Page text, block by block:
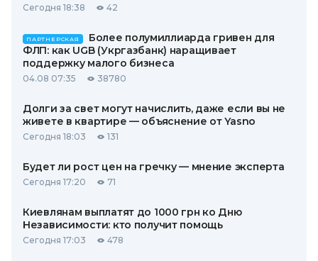
Сегодня 18:38 42
ПАРТНЕРСКАЯ
Более полумиллиарда гривен для
ФЛП: как UGB (Укргазбанк) наращивает
поддержку малого бизнеса
04.08 07:35 38780
Долги за свет могут начислить, даже если вы не
живете в квартире — объяснение от Yasno
Сегодня 18:03 131
Будет ли рост цен на гречку — мнение эксперта
Сегодня 17:20 71
Киевлянам выплатят до 1000 грн ко Дню
Независимости: кто получит помощь
Сегодня 17:03 478